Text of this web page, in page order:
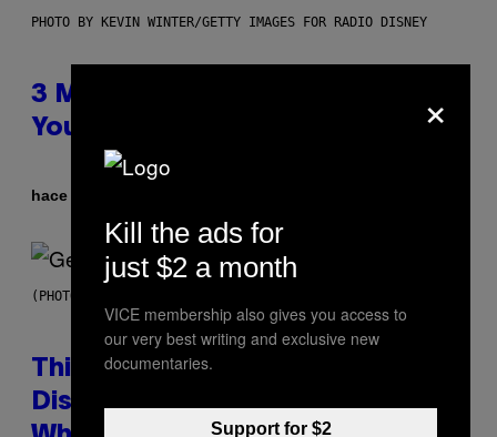
PHOTO BY KEVIN WINTER/GETTY IMAGES FOR RADIO DISNEY
3 Millennial Anthems That Make
You Think of Your Best Friend
hace 7 horas
(PHOTO BY TAYLOR HILL/GETTY IMAGES)
This Researcher Accidentally
Discovered the New ‘Millennial
×
Kill the ads for
just $2 a month
VICE membership also gives you access to
our very best writing and exclusive new
documentaries.
Support for $2